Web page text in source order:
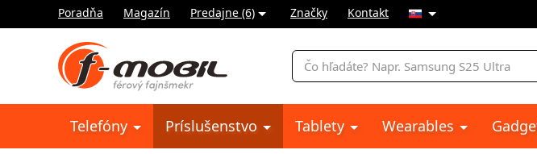
Poradňa Magazín Predajne (6) Značky Kontakt
Vyhľadávanie
Telefóny Príslušenstvo Tablety Wearables